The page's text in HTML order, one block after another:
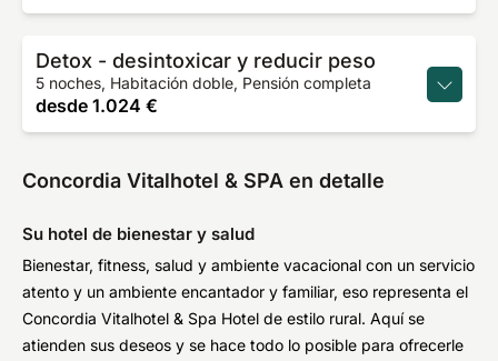
Detox - desintoxicar y reducir peso
5 noches, Habitación doble, Pensión completa
desde 1.024 €
Concordia Vitalhotel & SPA en detalle
Su hotel de bienestar y salud
Bienestar, fitness, salud y ambiente vacacional con un servicio
atento y un ambiente encantador y familiar, eso representa el
Concordia Vitalhotel & Spa Hotel de estilo rural. Aquí se
atienden sus deseos y se hace todo lo posible para ofrecerle